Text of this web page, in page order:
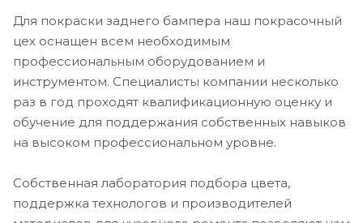
Для покраски заднего бампера наш покрасочный
цех оснащен всем необходимым
профессиональным оборудованием и
инструментом. Специалисты компании несколько
раз в год проходят квалификационную оценку и
обучение для поддержания собственных навыков
на высоком профессиональном уровне.
Собственная лаборатория подбора цвета,
поддержка технологов и производителей